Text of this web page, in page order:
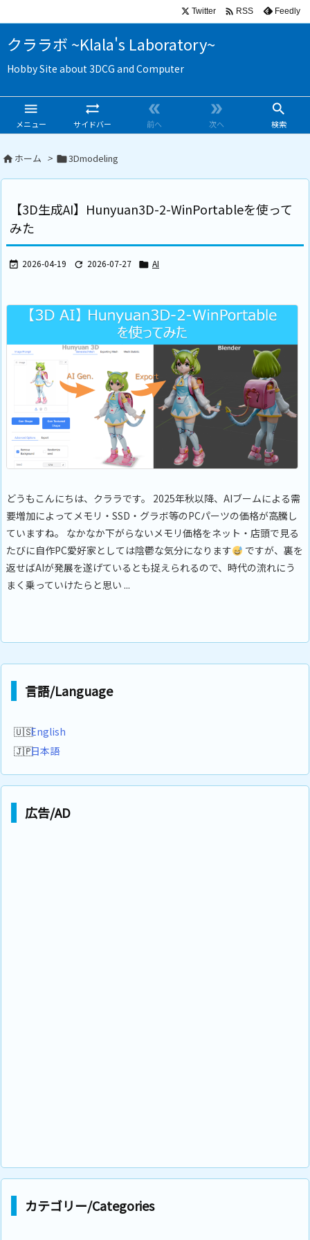
クララボ ~Klala's Laboratory~
Hobby Site about 3DCG and Computer

メニュー

サイドバー

前へ

次へ

検索
Twitter  RSS Feedly
 ホーム > 3Dmodeling
【3D生成AI】Hunyuan3D-2-WinPortableを使って
みた
 2026-04-19  2026-07-27  AI
どうもこんにちは、クララです。 2025年秋以降、AIブームによる需
要増加によってメモリ・SSD・グラボ等のPCパーツの価格が高騰し
ていますね。 なかなか下がらないメモリ価格をネット・店頭で見る
たびに自作PC愛好家としては陰鬱な気分になります
ですが、裏を
返せばAIが発展を遂げているとも捉えられるので、時代の流れにう
まく乗っていけたらと思い ...
言語/Language
English
日本語
広告/AD
カテゴリー/Categories